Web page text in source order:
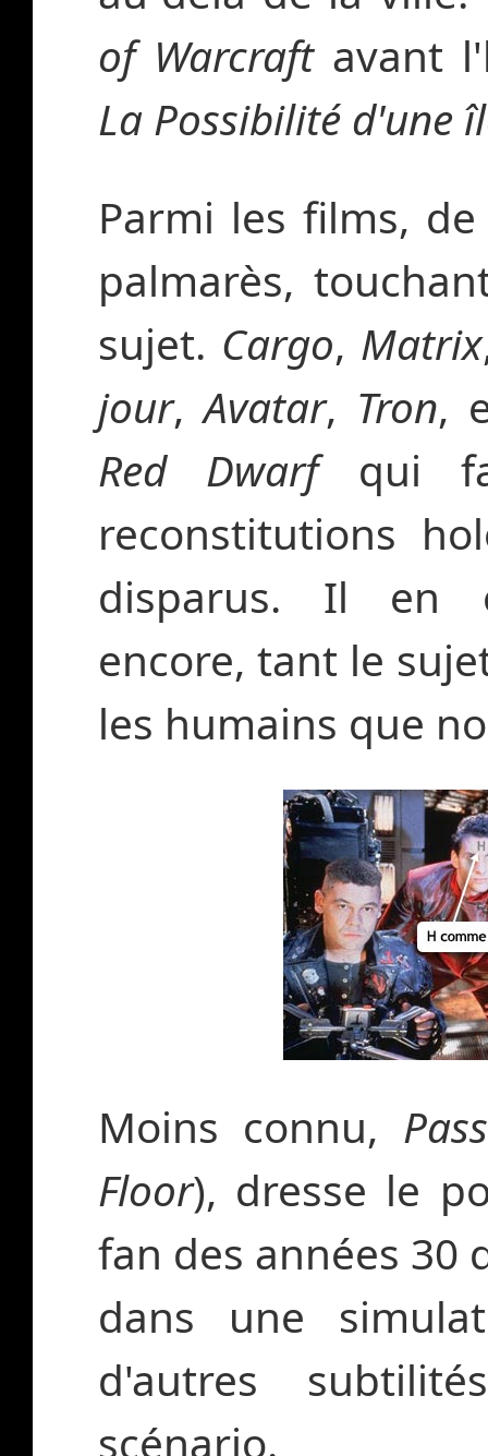
of Warcraftavant
La Possibilité d'une
Parmi les films,
palmarès,
sujet. Cargo, Matrix
jour,Avatar, Tron,
Red Dwarfqui
reconstitutions
disparus. Il en
encore, tant le
les humains que
Moins connu,
Floor), dresse le
fan des années 30
dans une
d'autres
scénario.